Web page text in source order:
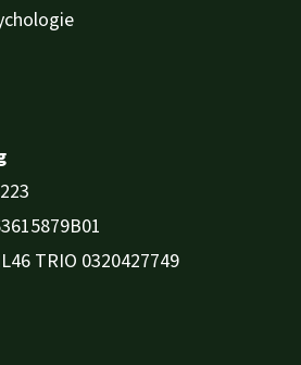
TRIO 0320427749